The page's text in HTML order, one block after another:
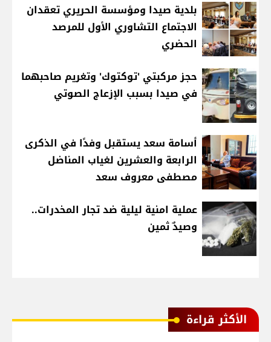
بلدية صيدا ومؤسسة الحريري تعقدان
الاجتماع التشاوري الأول للمرصد
الحضري
حجز مركبتي 'توكتوك' وتغريم صاحبهما
في صيدا بسبب الإزعاج الصوتي
أسامة سعد يستقبل وفدًا في الذكرى
الرابعة والعشرين لغياب المناضل
مصطفى معروف سعد
عملية امنية ليلية ضد تجار المخدرات..
وصيدٌ ثمين
الأكثر قراءة